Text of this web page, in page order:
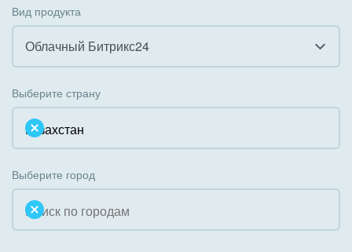
Интеграция с 1С
Организация задач и проектов
Внедрение Бизнес-процессов
Системное администрирование
Интернет-магазин и CRM
Крупные корпоративные внедрения
Государственные организации
Коммунальные услуги, ЖКХ
Некоммерческие, религиозные организации,
Недвижимость, риэлтерские компании
Образование, наука
Вид продукта
Облачный Битрикс24
Облачный Битрикс24
Коробочная версия
Выберите страну
Выберите город